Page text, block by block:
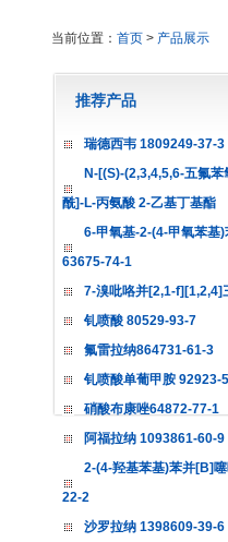
当前位置： 首页 > 产品展示
推荐产品
瑞德西韦 1809249-37-3
N-[(S)-(2,3,4,5,6-五氟
酰]-L-丙氨酸 2-乙基丁基酯
6-甲氧基-2-(4-甲氧苯基)
63675-74-1
7-溴吡咯并[2,1-f][1,2,4]
钆喷酸 80529-93-7
氟雷拉纳864731-61-3
钆喷酸单葡甲胺 92923-
硝酸布康唑64872-77-1
阿福拉纳 1093861-60-9
2-(4-羟基苯基)苯并[B]
22-2
沙罗拉纳 1398609-39-6